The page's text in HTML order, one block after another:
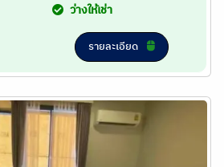
ว่างให้เช่า
รายละเอียด